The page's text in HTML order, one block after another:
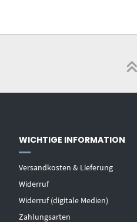
WICHTIGE INFORMATION
Versandkosten & Lieferung
Widerruf
Widerruf (digitale Medien)
Zahlungsarten